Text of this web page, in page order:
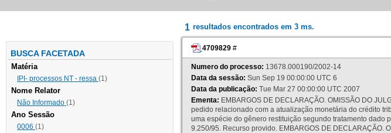
BUSCA FACETADA
Matéria
IPI- processos NT - ressa (1)
Nome Relator
Não Informado (1)
Ano Sessão
0006 (1)
1 resultados encontrados em 3 ms.
4709829 #
Numero do processo: 13678.000190/2002-14
Data da sessão: Sun Sep 19 00:00:00 UTC 6
Data da publicação: Tue Mar 27 00:00:00 UTC 2007
Ementa: EMBARGOS DE DECLARAÇÃO. OMISSÃO DO
pedido relacionado com a atualização monetária do crédito
uma espécie do gênero restituição segundo tratamento dado
9.250/95. Recurso provido. EMBARGOS DE